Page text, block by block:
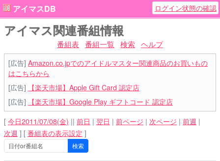
アイマスDB ログイン状態の確認
アイマス関連番組情報
番組表 番組一覧 検索 ヘルプ
[広告] Amazon.co.jpでのアイドルマスター関連商品のお買いもの
はこちらから
[広告]
【楽天市場】Apple Gift Card 認定店
[広告]
【楽天市場】Google Play ギフトコード 認定店
[ 今日2011/07/08(金) || 前日 | 翌日 | 前ページ | 次ページ | 前週 |
次週 ] [ 番組表の表示設定 ]